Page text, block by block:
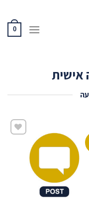
0
אישית